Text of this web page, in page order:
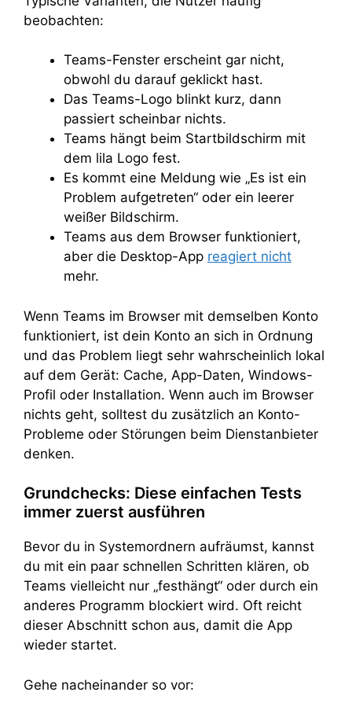
beobachten:
Teams-Fenster erscheint gar nicht,
obwohl du darauf geklickt hast.
Das Teams-Logo blinkt kurz, dann
passiert scheinbar nichts.
Teams hängt beim Startbildschirm mit
dem lila Logo fest.
Es kommt eine Meldung wie „Es ist ein
Problem aufgetreten“ oder ein leerer
weißer Bildschirm.
Teams aus dem Browser funktioniert,
aber die Desktop-App reagiert nicht
mehr.
Wenn Teams im Browser mit demselben Konto
funktioniert, ist dein Konto an sich in Ordnung
und das Problem liegt sehr wahrscheinlich lokal
auf dem Gerät: Cache, App-Daten, Windows-
Profil oder Installation. Wenn auch im Browser
nichts geht, solltest du zusätzlich an Konto-
Probleme oder Störungen beim Dienstanbieter
denken.
Grundchecks: Diese einfachen Tests
immer zuerst ausführen
Bevor du in Systemordnern aufräumst, kannst
du mit ein paar schnellen Schritten klären, ob
Teams vielleicht nur „festhängt“ oder durch ein
anderes Programm blockiert wird. Oft reicht
dieser Abschnitt schon aus, damit die App
wieder startet.
Gehe nacheinander so vor: